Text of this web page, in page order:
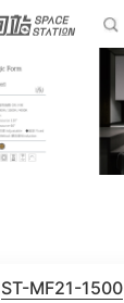
ST-MF21-1500